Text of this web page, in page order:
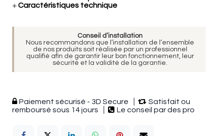
+Caractéristiques technique
Conseil d’installation
Nous recommandons que l’installation de l’ensemble
de nos produits soit réalisée par un professionnel
qualifié afin de garantir leur bon fonctionnement, leur
sécurité et la validité de la garantie.
Paiement sécurisé - 3D Secure
Satisfait ou
remboursé sous 14 jours
Le conseil par des pro